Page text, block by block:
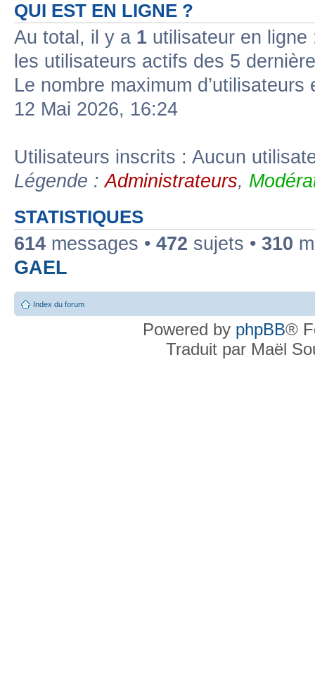
QUI EST EN LIGNE ?
Au total, il y a 1 utilisateur en
les utilisateurs actifs des 5
Le nombre maximum
12 Mai 2026, 16:24
Utilisateurs inscrits : Aucun
Légende :Administrateurs,
STATISTIQUES
614 messages • 472 sujets • 310
GAEL
Index du forum
Powered by phpBB®
Traduit par Maël